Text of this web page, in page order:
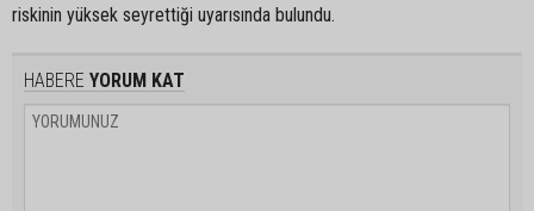
riskinin yüksek seyrettiği uyarısında bulundu.
HABERE YORUM KAT